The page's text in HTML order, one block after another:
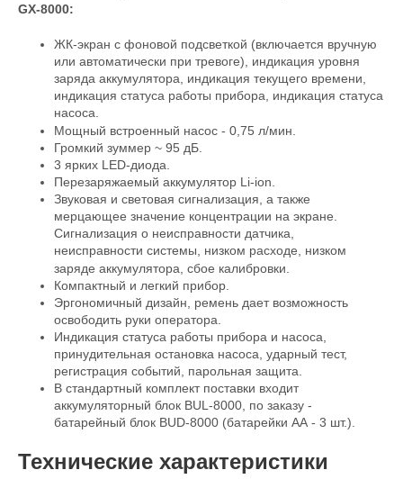
GX-8000:
ЖК-экран с фоновой подсветкой (включается вручную
или автоматически при тревоге), индикация уровня
заряда аккумулятора, индикация текущего времени,
индикация статуса работы прибора, индикация статуса
насоса.
Мощный встроенный насос - 0,75 л/мин.
Громкий зуммер ~ 95 дБ.
3 ярких LED-диода.
Перезаряжаемый аккумулятор Li-ion.
Звуковая и световая сигнализация, а также
мерцающее значение концентрации на экране.
Сигнализация о неисправности датчика,
неисправности системы, низком расходе, низком
заряде аккумулятора, сбое калибровки.
Компактный и легкий прибор.
Эргономичный дизайн, ремень дает возможность
освободить руки оператора.
Индикация статуса работы прибора и насоса,
принудительная остановка насоса, ударный тест,
регистрация событий, парольная защита.
В стандартный комплект поставки входит
аккумуляторный блок BUL-8000, по заказу -
батарейный блок BUD-8000 (батарейки АА - 3 шт.).
Технические характеристики